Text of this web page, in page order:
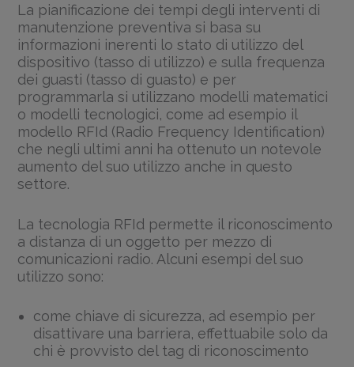
La pianificazione dei tempi degli interventi di
manutenzione preventiva si basa su
informazioni inerenti lo stato di utilizzo del
dispositivo (tasso di utilizzo) e sulla frequenza
dei guasti (tasso di guasto) e per
programmarla si utilizzano modelli matematici
o modelli tecnologici, come ad esempio il
modello RFId (Radio Frequency Identification)
che negli ultimi anni ha ottenuto un notevole
aumento del suo utilizzo anche in questo
settore.
La tecnologia RFId permette il riconoscimento
a distanza di un oggetto per mezzo di
comunicazioni radio. Alcuni esempi del suo
utilizzo sono:
come chiave di sicurezza, ad esempio per
disattivare una barriera, effettuabile solo da
chi è provvisto del tag di riconoscimento